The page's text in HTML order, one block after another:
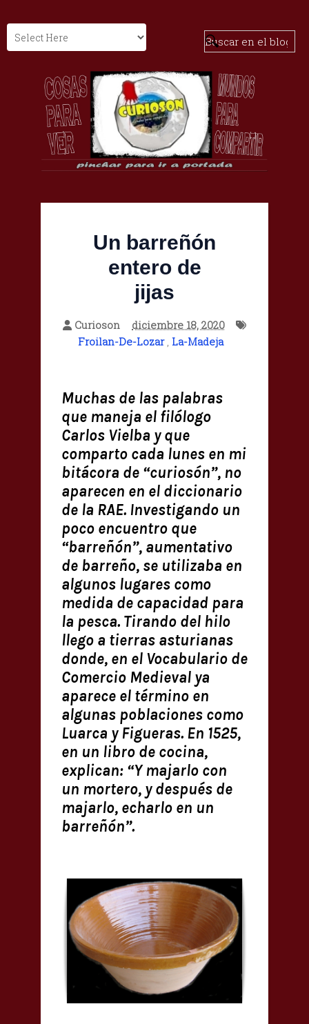
Un barreñón
entero de
jijas
Curioson
diciembre 18, 2020
Froilan-De-Lozar, La-Madeja
Muchas de las palabras
que maneja el filólogo
Carlos Vielba y que
comparto cada lunes en mi
bitácora de “curiosón”, no
aparecen en el diccionario
de la RAE. Investigando un
poco encuentro que
“barreñón”, aumentativo
de barreño, se utilizaba en
algunos lugares como
medida de capacidad para
la pesca. Tirando del hilo
llego a tierras asturianas
donde, en el Vocabulario de
Comercio Medieval ya
aparece el término en
algunas poblaciones como
Luarca y Figueras. En 1525,
en un libro de cocina,
explican: “Y majarlo con
un mortero, y después de
majarlo, echarlo en un
barreñón”.